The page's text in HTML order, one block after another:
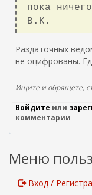
пока
В.К.
Раздаточных
не оцифрованы.
Ищите и обрящете,
Войдите или
комментарии
Меню
Вход /